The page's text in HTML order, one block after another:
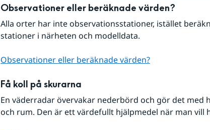
Observationer eller beräknade värden?
Alla orter har inte observationsstationer, istället
stationer i närheten och modelldata.
Observationer eller beräknade värden?
Få koll på skurarna
En väderradar övervakar nederbörd och gör det med
och rum. Den är ett värdefullt hjälpmedel när man vill